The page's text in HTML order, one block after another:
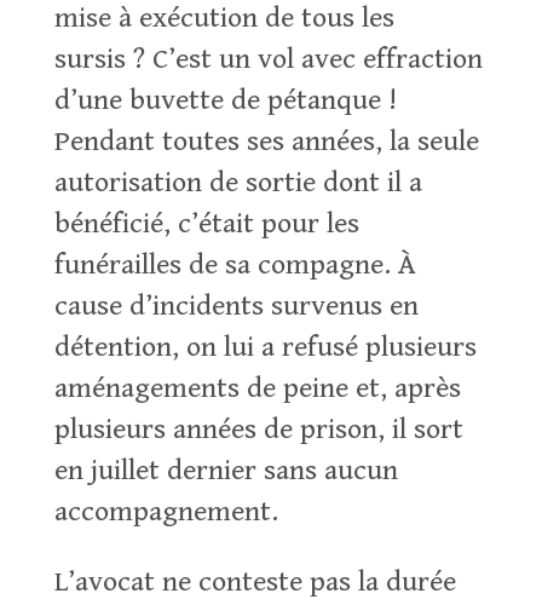
mise à exécution de tous les
sursis ? C’est un vol avec effraction
d’une buvette de pétanque !
Pendant toutes ses années, la seule
autorisation de sortie dont il a
bénéficié, c’était pour les
funérailles de sa compagne. À
cause d’incidents survenus en
détention, on lui a refusé plusieurs
aménagements de peine et, après
plusieurs années de prison, il sort
en juillet dernier sans aucun
accompagnement.
L’avocat ne conteste pas la durée